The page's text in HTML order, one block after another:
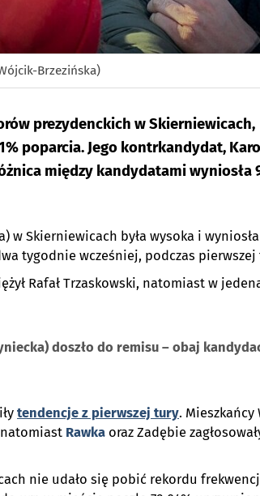
Brzezińska)
prezydenckich w Skierniewicach,
poparcia. Jego kontrkandydat,
między kandydatami wyniosła
w Skierniewicach była wysoka i wyniosła
tygodnie wcześniej, podczas pierwszej
Rafał Trzaskowski, natomiast w
doszło do remisu – obaj
tendencje z pierwszej tury. Mieszkańcy
Rawka oraz Zadębie
nie udało się pobić rekordu